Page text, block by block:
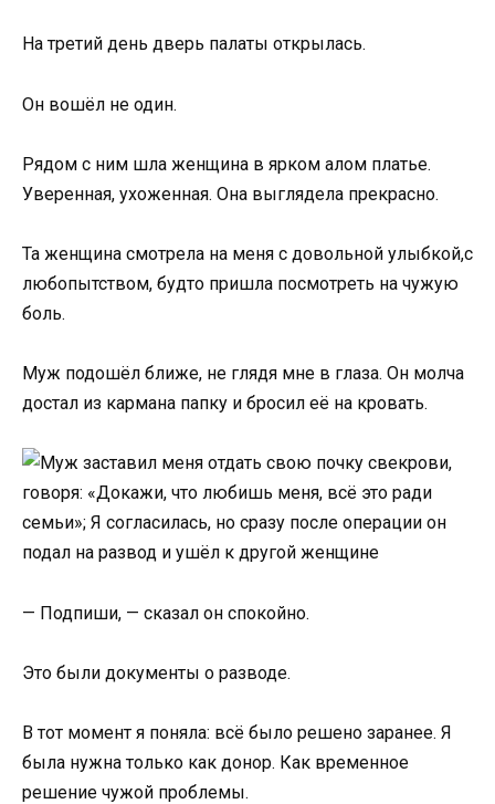
На третий день дверь палаты открылась.
Он вошёл не один.
Рядом с ним шла женщина в ярком алом платье.
Уверенная, ухоженная. Она выглядела прекрасно.
Та женщина смотрела на меня с довольной улыбкой,с
любопытством, будто пришла посмотреть на чужую
боль.
Муж подошёл ближе, не глядя мне в глаза. Он молча
достал из кармана папку и бросил её на кровать.
— Подпиши, — сказал он спокойно.
Это были документы о разводе.
В тот момент я поняла: всё было решено заранее. Я
была нужна только как донор. Как временное
решение чужой проблемы.